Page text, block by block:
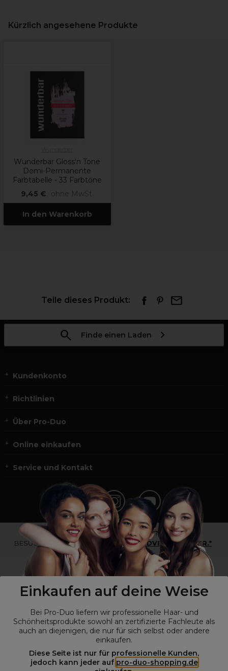
Einkaufen auf deine Weise
Bei Pro-Duo liefern wir professionelle Haar- und
Schönheitsprodukte sowohl an zertifizierte Fachleute als
auch an diejenigen, die nur für sich selbst oder andere
einkaufen.
Diese Seite ist nur für professionelle Kunden,
jedoch kann jeder auf pro-duo-shopping.de
Kürzlich angesehene Produkte
Wunderbar Gloss'n Tone
Demi-Permanente
Farbtabelle - 33 Farbtöne
9,45 €
ohne MwSt.
In den Warenkorb
Teile dieses Produkt:
Finde einen Laden
Kundenkonto
Richtlinien
Über Pro-Duo
Online einkaufen
Service und Kontakt
*Du bist kein Profikunde?
BESUCHE
UNSERE WEBSEITE FÜR ENDVERBRAUCHER.*
© Alle Rechte vorbehalten © Pro-Duo2026